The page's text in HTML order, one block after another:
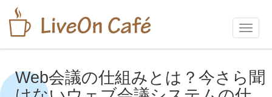
Web会議の仕組みとは？今さら聞